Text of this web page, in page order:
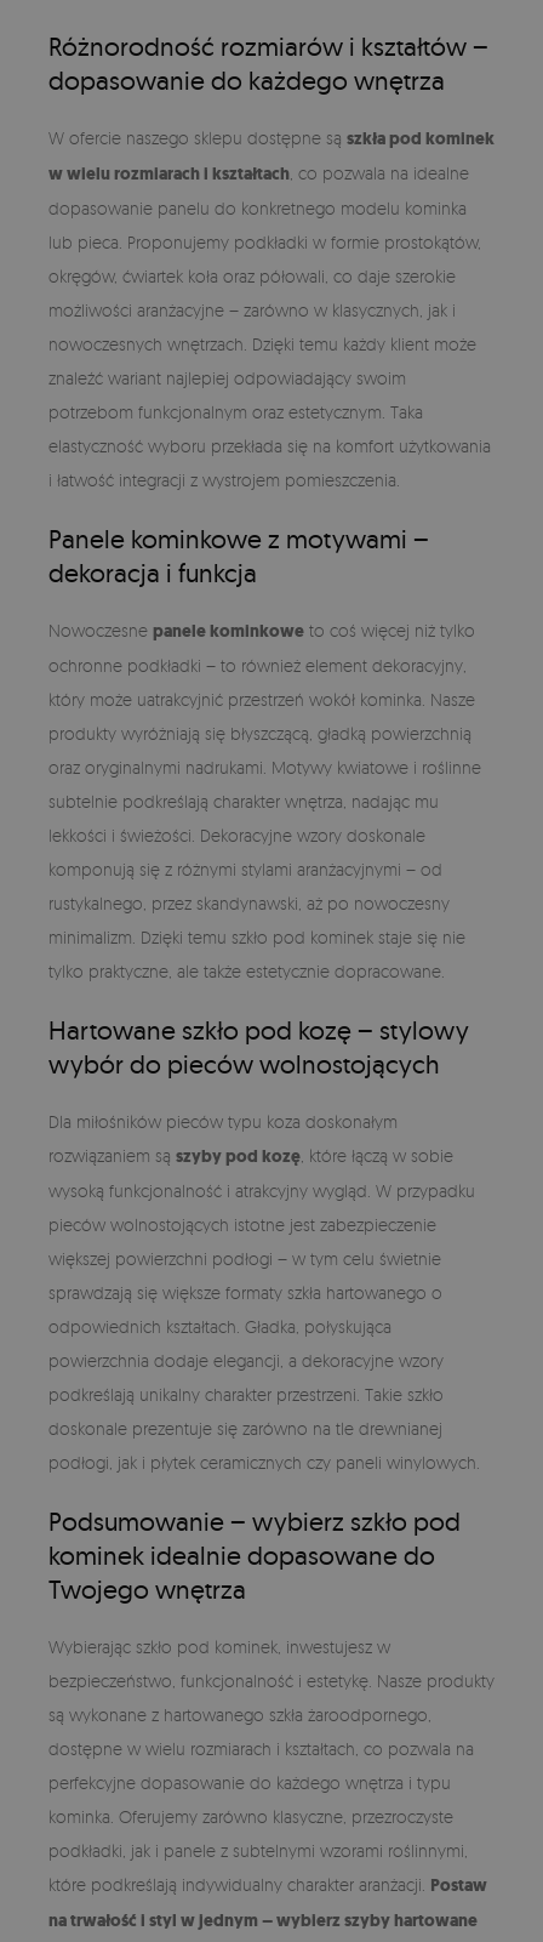
Różnorodność rozmiarów i kształtów –
dopasowanie do każdego wnętrza
W ofercie naszego sklepu dostępne są szkła pod kominek
w wielu rozmiarach i kształtach , co pozwala na idealne
dopasowanie panelu do konkretnego modelu kominka
lub pieca. Proponujemy podkładki w formie prostokątów,
okręgów, ćwiartek koła oraz półowali, co daje szerokie
możliwości aranżacyjne – zarówno w klasycznych, jak i
nowoczesnych wnętrzach. Dzięki temu każdy klient może
znaleźć wariant najlepiej odpowiadający swoim
potrzebom funkcjonalnym oraz estetycznym. Taka
elastyczność wyboru przekłada się na komfort użytkowania
i łatwość integracji z wystrojem pomieszczenia.
Panele kominkowe z motywami –
dekoracja i funkcja
Nowoczesne panele kominkowe to coś więcej niż tylko
ochronne podkładki – to również element dekoracyjny,
który może uatrakcyjnić przestrzeń wokół kominka. Nasze
produkty wyróżniają się błyszczącą, gładką powierzchnią
oraz oryginalnymi nadrukami. Motywy kwiatowe i roślinne
subtelnie podkreślają charakter wnętrza, nadając mu
lekkości i świeżości. Dekoracyjne wzory doskonale
komponują się z różnymi stylami aranżacyjnymi – od
rustykalnego, przez skandynawski, aż po nowoczesny
minimalizm. Dzięki temu szkło pod kominek staje się nie
tylko praktyczne, ale także estetycznie dopracowane.
Hartowane szkło pod kozę – stylowy
wybór do pieców wolnostojących
Dla miłośników pieców typu koza doskonałym
rozwiązaniem są szyby pod kozę , które łączą w sobie
wysoką funkcjonalność i atrakcyjny wygląd. W przypadku
pieców wolnostojących istotne jest zabezpieczenie
większej powierzchni podłogi – w tym celu świetnie
sprawdzają się większe formaty szkła hartowanego o
odpowiednich kształtach. Gładka, połyskująca
powierzchnia dodaje elegancji, a dekoracyjne wzory
podkreślają unikalny charakter przestrzeni. Takie szkło
doskonale prezentuje się zarówno na tle drewnianej
podłogi, jak i płytek ceramicznych czy paneli winylowych.
Podsumowanie – wybierz szkło pod
kominek idealnie dopasowane do
Twojego wnętrza
Wybierając szkło pod kominek, inwestujesz w
bezpieczeństwo, funkcjonalność i estetykę. Nasze produkty
są wykonane z hartowanego szkła żaroodpornego,
dostępne w wielu rozmiarach i kształtach, co pozwala na
perfekcyjne dopasowanie do każdego wnętrza i typu
kominka. Oferujemy zarówno klasyczne, przezroczyste
podkładki, jak i panele z subtelnymi wzorami roślinnymi,
które podkreślają indywidualny charakter aranżacji. Postaw
na trwałość i styl w jednym – wybierz szyby hartowane